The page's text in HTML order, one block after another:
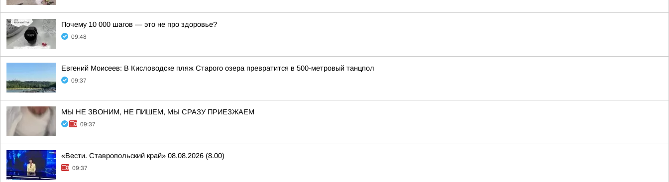
Почему 10 000 шагов — это не про здоровье?
09:48
Евгений Моисеев: В Кисловодске пляж Старого озера превратится в 500-метровый танцпол
09:37
МЫ НЕ ЗВОНИМ, НЕ ПИШЕМ, МЫ СРАЗУ ПРИЕЗЖАЕМ
09:37
«Вести. Ставропольский край» 08.08.2026 (8.00)
09:37